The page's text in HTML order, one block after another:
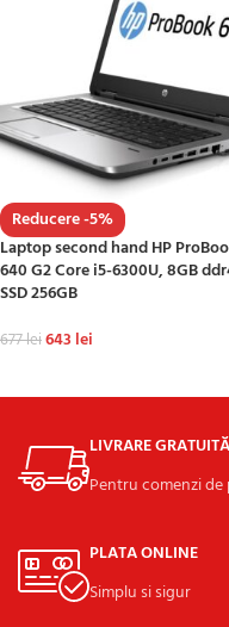
Reducere -5%
Laptop second hand HP
640 G2 Core i5-6300U, 8GB
SSD 256GB
677lei643 lei
LIVRARE GRATUITĂ
Pentru comenzi de
PLATA ONLINE
Simplu si sigur